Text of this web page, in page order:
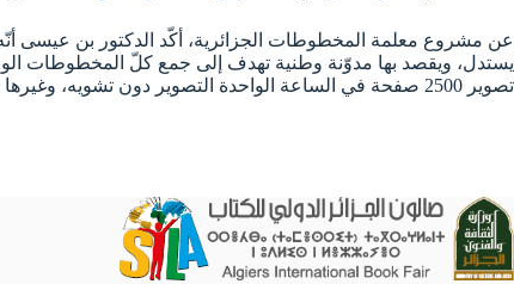
عن مشروع معلمة المخطوطات الجزائرية، أكّد الدكتور بن عيسى أنّه
يستدل، ويقصد بها مدوّنة وطنية تهدف إلى جمع كلّ المخطوطات
تصوير 2500 صفحة في الساعة الواحدة التصوير دون تشويه، وغيرها من الخاصيات عالية الجودة، كما عرض تجهيزات التخزين، الخاصة بهذا الإرث الحضاري والإنساني.